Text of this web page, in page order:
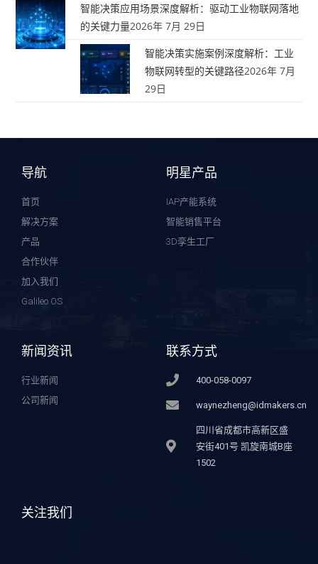
智能决策应用场景深度解析：驱动工业物联网落地
的关键力量2026年 7月 29日
智能决策实施案例深度解析：工业
物联网转型的关键路径2026年 7月
29日
导航
首页
解决方案
产品
合作伙伴
加入我们
Galileo OS
明星产品
IAP产能系统
智能销售平台
3D孪生工厂
新闻资讯
行业新闻
公司新闻
联系方式
400-058-0097
waynezheng@idmakers.cn
四川省成都市高新区盛
安街401号 凯旋南城B座
1502
关注我们